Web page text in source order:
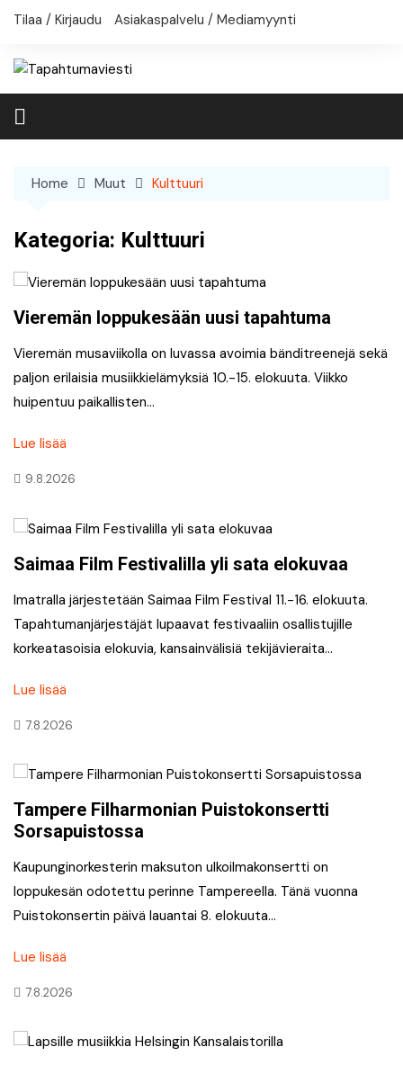
Skip
Tilaa / Kirjaudu Asiakaspalvelu / Mediamyynti
Home Muut Kulttuuri
Kategoria: Kulttuuri
Vieremän loppukesään uusi tapahtuma
Vieremän musaviikolla on luvassa avoimia bänditreenejä sekä
paljon erilaisia musiikkielämyksiä 10.-15. elokuuta. Viikko
huipentuu paikallisten…
Lue lisää
9.8.2026
Saimaa Film Festivalilla yli sata elokuvaa
Imatralla järjestetään Saimaa Film Festival 11.-16. elokuuta.
Tapahtumanjärjestäjät lupaavat festivaaliin osallistujille
korkeatasoisia elokuvia, kansainvälisiä tekijävieraita…
Lue lisää
7.8.2026
Tampere Filharmonian Puistokonsertti
Sorsapuistossa
Kaupunginorkesterin maksuton ulkoilmakonsertti on
loppukesän odotettu perinne Tampereella. Tänä vuonna
Puistokonsertin päivä lauantai 8. elokuuta…
Lue lisää
7.8.2026